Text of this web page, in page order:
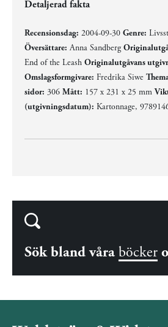
Detaljerad fakta
Recensionsdag: 2004-09-30 Genre:
Översättare: Anna Sandberg
End of the Leash Originalutgåvans
Omslagsformgivare: Fredrika Siwe
sidor: 306 Mått: 157 x 231 x 25 mm
(utgivningsdatum): Kartonnage,
Sök bland våra böcker